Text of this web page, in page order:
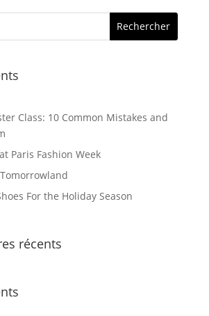
Class: 10 Common Mistakes and
Paris Fashion Week
For the Holiday Season
récents